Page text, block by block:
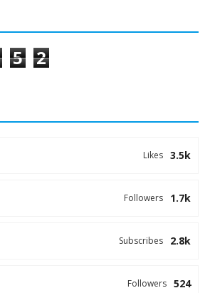
5 2
3.5k
Likes
1.7k
Followers
2.8k
Subscribes
524
Followers